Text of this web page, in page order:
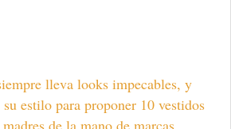
lleva looks impecables, y
estilo para proponer 10 vestidos
de la mano de marcas